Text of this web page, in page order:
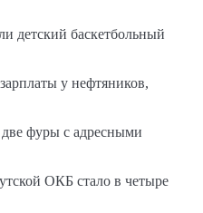
детский баскетбольный
у нефтяников,
фуры с адресными
ОКБ стало в четыре